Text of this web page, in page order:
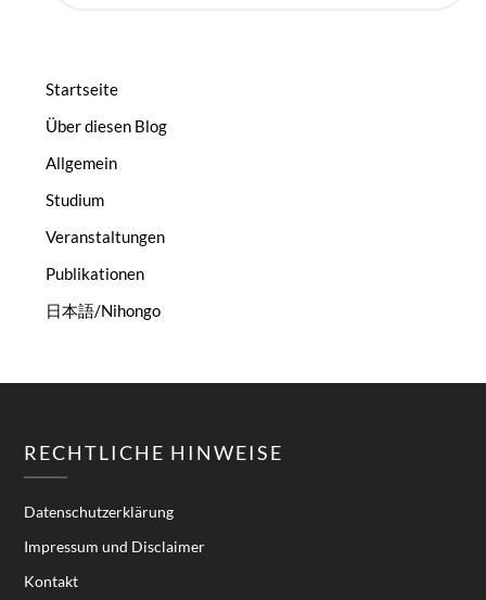
Startseite
Über diesen Blog
Allgemein
Studium
Veranstaltungen
Publikationen
日本語/Nihongo
RECHTLICHE HINWEISE
Datenschutzerklärung
Impressum und Disclaimer
Kontakt